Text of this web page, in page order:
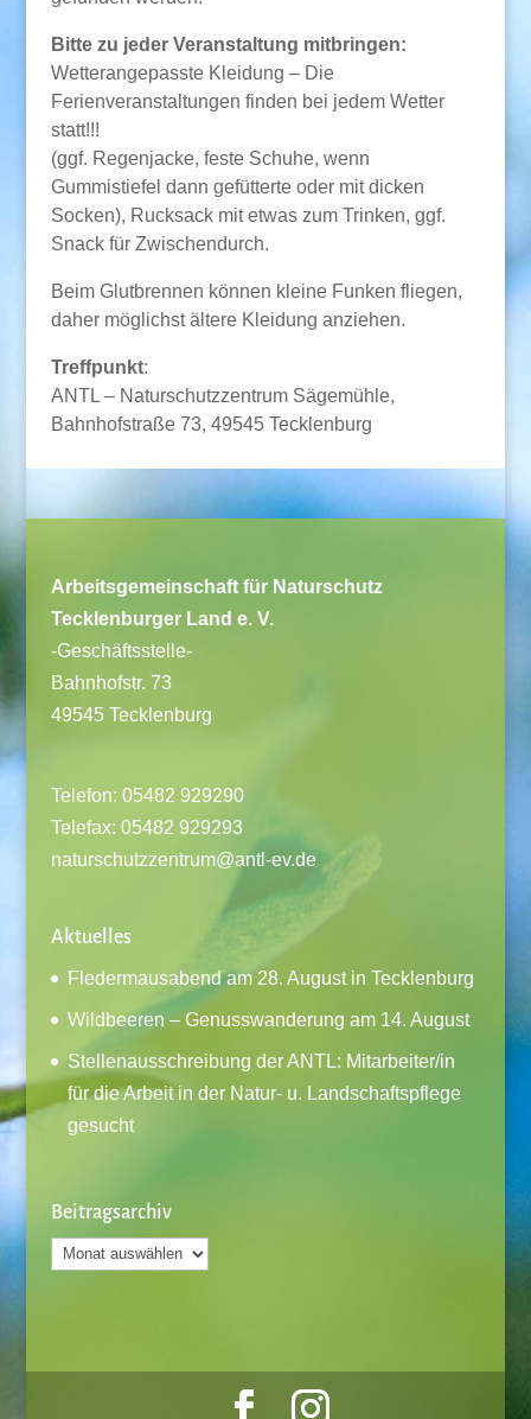
Bitte zu jeder Veranstaltung mitbringen:
Wetterangepasste Kleidung – Die
Ferienveranstaltungen finden bei jedem Wetter
statt!!!
(ggf. Regenjacke, feste Schuhe, wenn
Gummistiefel dann gefütterte oder mit dicken
Socken), Rucksack mit etwas zum Trinken, ggf.
Snack für Zwischendurch.
Beim Glutbrennen können kleine Funken fliegen,
daher möglichst ältere Kleidung anziehen.
Treffpunkt:
ANTL – Naturschutzzentrum Sägemühle,
Bahnhofstraße 73, 49545 Tecklenburg
Arbeitsgemeinschaft für Naturschutz
Tecklenburger Land e. V.
-Geschäftsstelle-
Bahnhofstr. 73
49545 Tecklenburg
Telefon: 05482 929290
Telefax: 05482 929293
naturschutzzentrum@antl-ev.de
Aktuelles
Fledermausabend am 28. August in Tecklenburg
Wildbeeren – Genusswanderung am 14. August
Stellenausschreibung der ANTL: Mitarbeiter/in
für die Arbeit in der Natur- u. Landschaftspflege
gesucht
Beitragsarchiv
Beitragsarchiv